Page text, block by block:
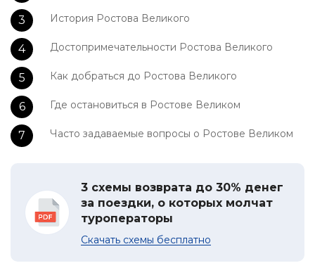
История Ростова Великого
Достопримечательности Ростова Великого
Как добраться до Ростова Великого
Где остановиться в Ростове Великом
Часто задаваемые вопросы о Ростове Великом
3 схемы возврата до 30% денег
за поездки, о которых молчат
туроператоры
Скачать схемы бесплатно